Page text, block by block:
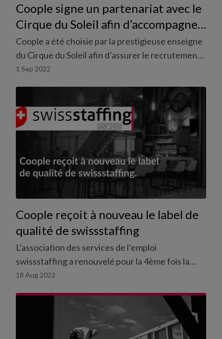
Coople signe un partenariat avec le
Cirque du Soleil afin d’accompagner
sa tournée en Suisse
Coople a été choisie par la prestigieuse enseigne
du Cirque du Soleil afin d’assurer le recrutement
de temporaires pour sa tournée suisse.
1 Sep 2022
Coople reçoit à nouveau le label de
qualité de swissstaffing
L’association des services de l’emploi
swissstaffing a renouvelé pour la 4ème fois la
certification de Coople avec le label de qualité.
18 Aug 2022